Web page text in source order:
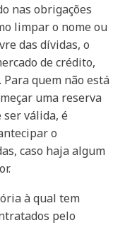
nas obrigações
limpar o nome ou
das dívidas, o
de crédito,
Para quem não está
uma reserva
válida, é
o
caso haja algum
à qual tem
pelo